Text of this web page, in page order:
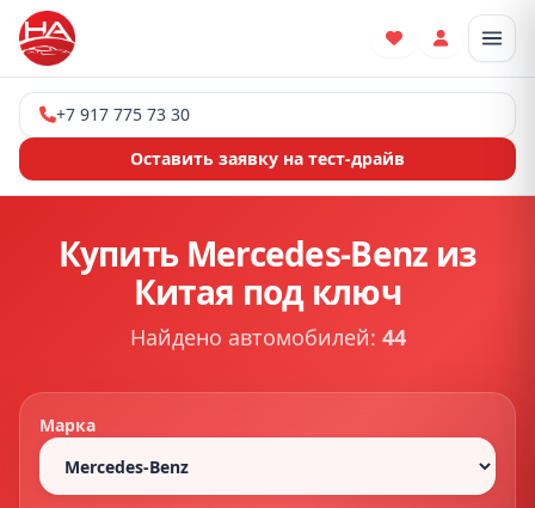
+7 917 775 73 30
Оставить заявку на тест-драйв
Купить Mercedes-Benz из
Китая под ключ
Найдено автомобилей: 44
Марка